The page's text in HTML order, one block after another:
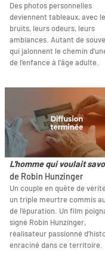
Des photos personnelles
deviennent tableaux, avec
bruits, leurs odeurs, leurs
ambiances. Autant de
qui jalonnent le chemin
de l'enfance à l'âge adulte.
L'homme qui voulait
de Robin Hunzinger
Un couple en quête de
un triple meurtre commis
de l’épuration. Un film
signé Robin Hunzinger,
réalisateur passionné
enraciné dans ce territoire.